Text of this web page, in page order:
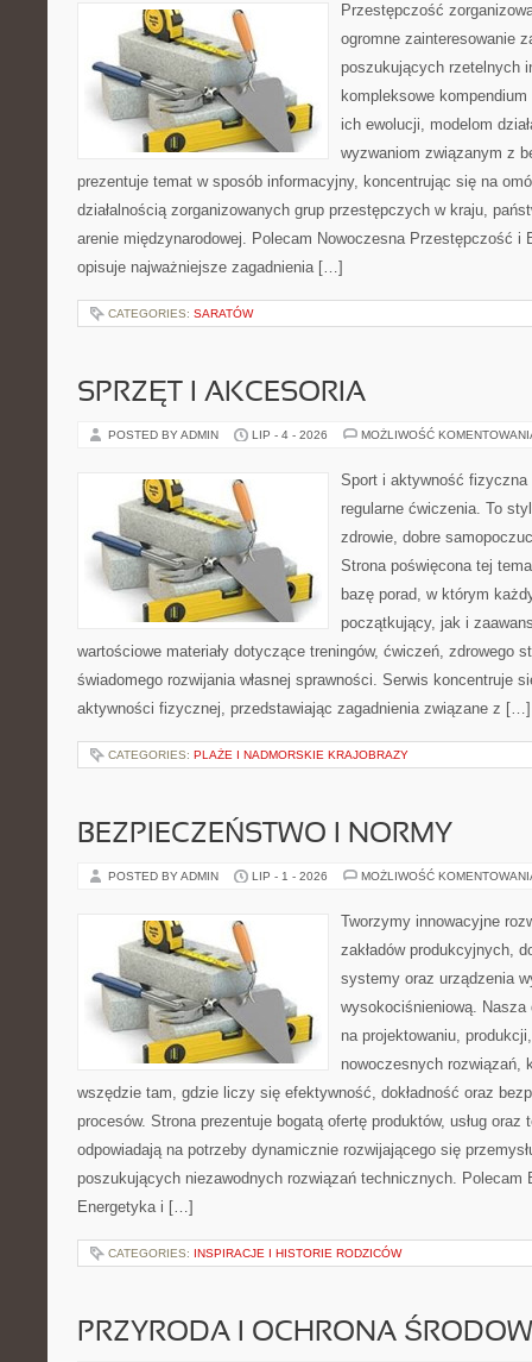
Przestępczość
ogromne zainteresowanie
poszukujących rzetelnych
kompleksowe
ich ewolucji, modelom
wyzwaniom związanym z
prezentuje temat w sposób informacyjny, koncentrując się na
działalnością zorganizowanych grup przestępczych w kraju,
arenie międzynarodowej. Polecam Nowoczesna Przestępczość i
opisuje najważniejsze zagadnienia […]
CATEGORIES: SARATÓW
SPRZĘT I AKCESORIA
POSTED BY ADMIN LIP - 4 - 2026 MOŻLIWOŚĆ
Sport i aktywność
regularne ćwiczenia. To
zdrowie, dobre
Strona poświęcona tej
bazę porad, w którym
początkujący, jak i
wartościowe materiały dotyczące treningów, ćwiczeń, zdrowego
świadomego rozwijania własnej sprawności. Serwis koncentruje
aktywności fizycznej, przedstawiając zagadnienia związane z […]
CATEGORIES: PLAŻE I NADMORSKIE KRAJOBRAZY
BEZPIECZEŃSTWO I NORMY
POSTED BY ADMIN LIP - 1 - 2026 MOŻLIWOŚĆ
Tworzymy innowacyjne
zakładów produkcyjnych,
systemy oraz urządzenia
wysokociśnieniową. Nasza
na projektowaniu,
nowoczesnych rozwiązań,
wszędzie tam, gdzie liczy się efektywność, dokładność oraz
procesów. Strona prezentuje bogatą ofertę produktów, usług oraz
odpowiadają na potrzeby dynamicznie rozwijającego się
poszukujących niezawodnych rozwiązań technicznych. Polecam
Energetyka i […]
CATEGORIES: INSPIRACJE I HISTORIE RODZICÓW
PRZYRODA I OCHRONA